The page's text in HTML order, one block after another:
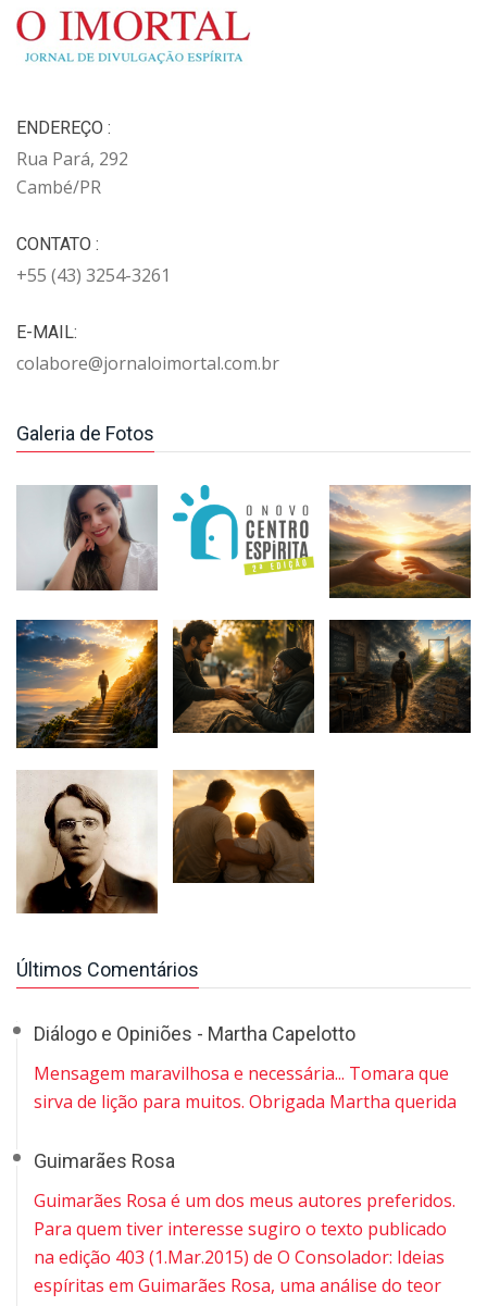
ENDEREÇO :
Rua Pará, 292
Cambé/PR
CONTATO :
+55 (43) 3254-3261
E-MAIL:
colabore@jornaloimortal.com.br
Galeria de Fotos
Últimos Comentários
Diálogo e Opiniões - Martha Capelotto
Mensagem maravilhosa e necessária... Tomara que
sirva de lição para muitos. Obrigada Martha querida
Guimarães Rosa
Guimarães Rosa é um dos meus autores preferidos.
Para quem tiver interesse sugiro o texto publicado
na edição 403 (1.Mar.2015) de O Consolador: Ideias
espíritas em Guimarães Rosa, uma análise do teor